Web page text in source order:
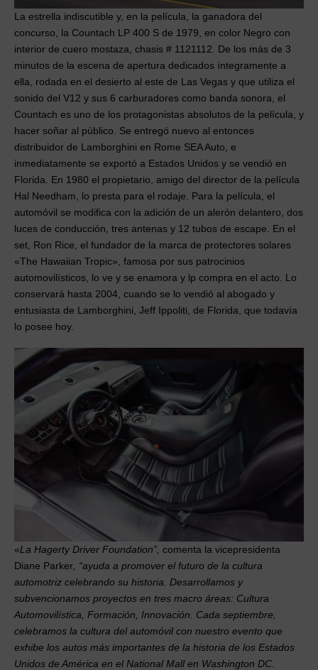
La estrella indiscutible y, en la película, la ganadora del
concurso, la Countach LP 400 S de 1979, en color Negro con
interior de cuero mostaza, chasis # 1121112. De los más de 3
minutos de la escena de apertura dedicados íntegramente a
ella, rodada en el desierto al este de Las Vegas y que utiliza el
sonido del V12 y sus 6 carburadores como banda sonora, el
Countach es uno de los protagonistas absolutos de la película, y
hacer soñar al público. Se entregó nuevo al entonces
distribuidor de Lamborghini en Rome SEA Auto, e
inmediatamente se exportó a Estados Unidos y se vendió en
Florida. En 1980 el propietario, amigo del director de la película
Hal Needham, lo presta para el rodaje. Para la película, el
automóvil se modifica con la adición de un alerón delantero, dos
luces de conducción, tres antenas y 12 tubos de escape. En el
set, Ron Rice, el fundador de la marca de protectores solares
«The Hawaiian Tropic», famosa por sus patrocinios
automovilísticos, lo ve y se enamora y lp compra en el acto. Lo
conservará hasta 2004, cuando se lo vendió al abogado y
entusiasta de Lamborghini, Jeff Ippoliti, de Florida, que todavía
lo posee hoy.
«La Hagerty Driver Foundation”, comenta la vicepresidenta
Diane Parker , “ayuda a promover el futuro de la cultura
automotriz celebrando su historia. Desarrollamos y
subvencionamos proyectos en tres macro áreas: Cultura
Automovilística, Formación, Innovación. Cada septiembre,
celebramos la cultura del automóvil con nuestro evento que
exhibe los autos más importantes de la historia de los Estados
Unidos de América en el National Mall en Washington DC.